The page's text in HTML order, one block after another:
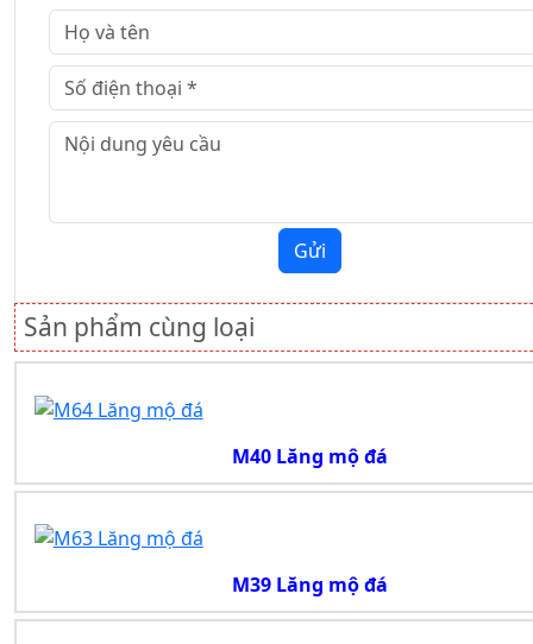
Gửi
Sản phẩm cùng loại
M40 Lăng mộ đá
M39 Lăng mộ đá